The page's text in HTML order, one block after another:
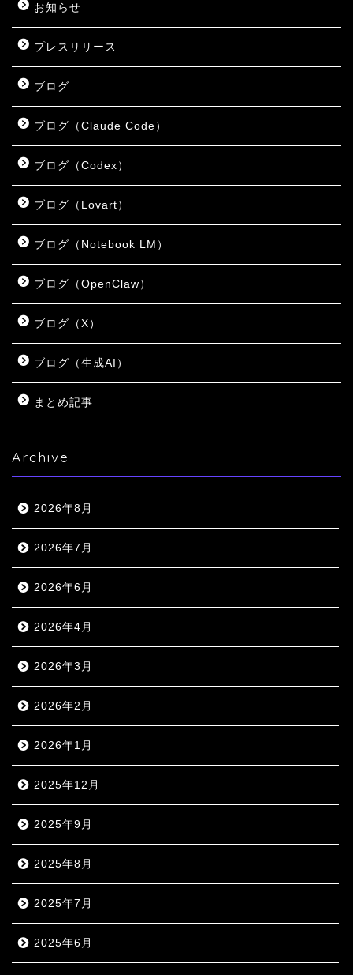
お知らせ
プレスリリース
ブログ
ブログ（Claude Code）
ブログ（Codex）
ブログ（Lovart）
ブログ（Notebook LM）
ブログ（OpenClaw）
ブログ（X）
ブログ（生成AI）
まとめ記事
Archive
2026年8月
2026年7月
2026年6月
2026年4月
2026年3月
2026年2月
2026年1月
2025年12月
2025年9月
2025年8月
2025年7月
2025年6月